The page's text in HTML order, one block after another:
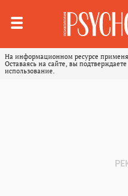
На информационном ресурсе
Оставаясь на сайте, вы подтверждаете
использование.